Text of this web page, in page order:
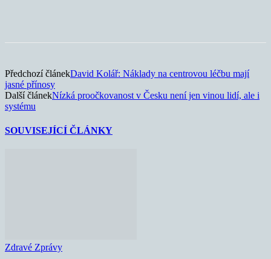
Předchozí článekDavid Kolář: Náklady na centrovou léčbu mají
jasné přínosy
Další článekNízká proočkovanost v Česku není jen vinou lidí, ale i
systému
SOUVISEJÍCÍ ČLÁNKY
Zdravé Zprávy